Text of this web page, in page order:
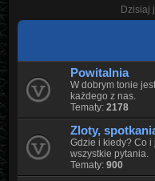
Dzisiaj
Powitalnia
W dobrym tonie
każdego z nas.
Tematy: 2178
Zloty,
Gdzie i kiedy? Co i
wszystkie pytania.
Tematy: 900